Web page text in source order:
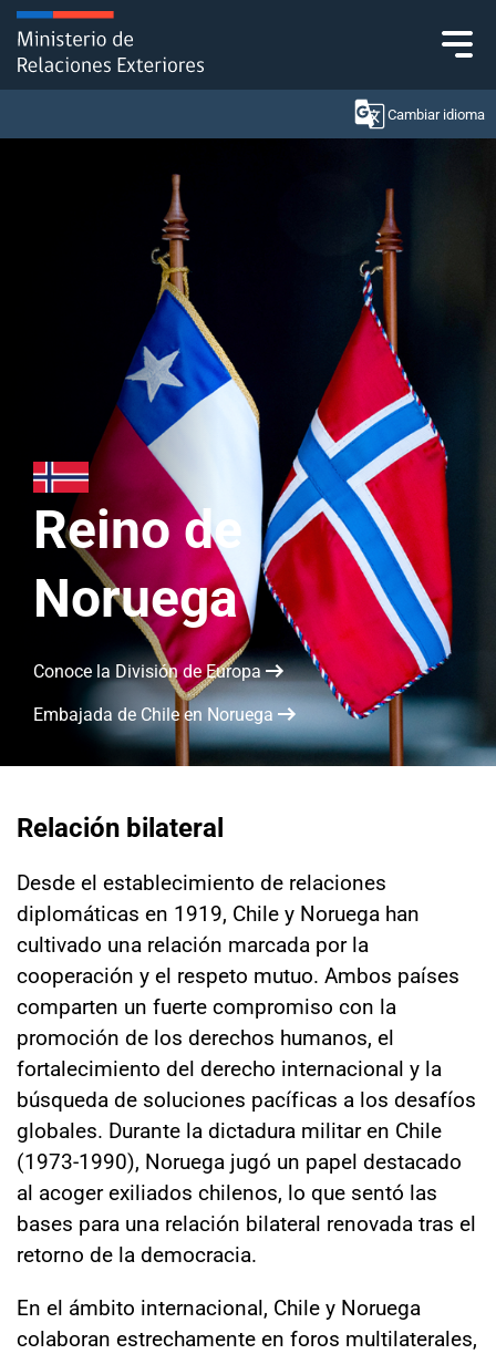
Click acá para ir directamente al contenido
Cambiar idioma
Embajadas y consulados
Servicios ciudadanos
Subsecretaría de Relaciones Económicas
Internacionales
Sala de prensa
modo claro
Reino de
Noruega
Conoce la División de Europa
Embajada de Chile en Noruega
Relación bilateral
Desde el establecimiento de relaciones
diplomáticas en 1919, Chile y Noruega han
cultivado una relación marcada por la
cooperación y el respeto mutuo. Ambos países
comparten un fuerte compromiso con la
promoción de los derechos humanos, el
fortalecimiento del derecho internacional y la
búsqueda de soluciones pacíficas a los desafíos
globales. Durante la dictadura militar en Chile
(1973-1990), Noruega jugó un papel destacado
al acoger exiliados chilenos, lo que sentó las
bases para una relación bilateral renovada tras el
retorno de la democracia.
En el ámbito internacional, Chile y Noruega
colaboran estrechamente en foros multilaterales,